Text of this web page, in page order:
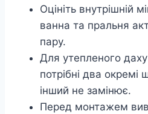
Оцініть внутрішній
ванна та пральня
пару.
Для утепленого
потрібні два
інший не замінює.
Перед монтажем